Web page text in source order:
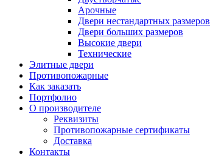
Арочные
Двери нестандартных размеров
Двери больших размеров
Высокие двери
Технические
Элитные двери
Противопожарные
Как заказать
Портфолио
О производителе
Реквизиты
Противопожарные сертификаты
Доставка
Контакты